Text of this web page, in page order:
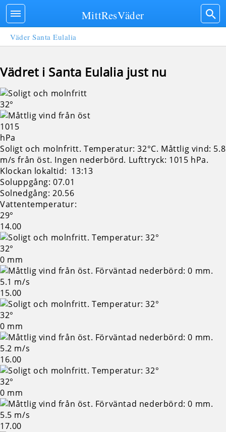
Väder Santa Eulalia
Vädret i Santa Eulalia just nu
32°
1015
hPa
Soligt och molnfritt. Temperatur: 32°C. Måttlig vind: 5.8
m/s från öst. Ingen nederbörd. Lufttryck: 1015 hPa.
Klockan lokaltid: 13:13
Soluppgång: 07.01
Solnedgång: 20.56
Vattentemperatur:
29°
14.00
32°
0 mm
5.1 m/s
15.00
32°
0 mm
5.2 m/s
16.00
32°
0 mm
5.5 m/s
17.00
MittResVäder